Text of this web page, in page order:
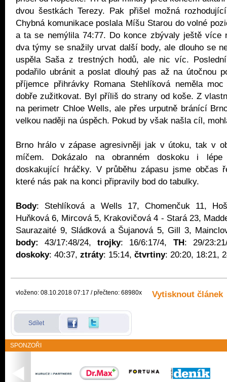
dvou šestkách Terezy. Pak přišel možná
Chybná komunikace poslala Míšu Starou do volné
a ta se nemýlila 74:77. Do konce zbývaly ještě více
dva týmy se snažily urvat další body, ale dlouho se
uspěla Saša z trestných hodů, ale nic víc.
podařilo ubránit a poslat dlouhý pas až na útočnou
příjemce přihrávky Romana Stehlíková neměla
dobře zužitkovat. Byl příliš do strany od koše. Z
na perimetr Chloe Wells, ale přes urputně bránící
velkou naději na úspěch. Pokud by však našla cíl,
Brno hrálo v zápase agresivněji jak v útoku, tak v
míčem. Dokázalo na obranném doskoku i lépe
doskakující hráčky. V průběhu zápasu jsme občas
které nás pak na konci připravily bod do tabulky.
Body: Stehlíková a Wells 17, Chomenčuk 11,
Huňková 6, Mircová 5, Krakovičová 4 - Stará 23,
Saurazaité 9, Sládková a Šujanová 5, Gill 3,
body:43/17:48/24,trojky: 16/6:17/4, TH: 29/
doskoky: 40:37, ztráty: 15:14, čtvrtiny: 20:20, 18:21,
vloženo: 08.10.2018 07:17 / přečteno: 68980x Vytisknout článek
Sdílet
SPONZOŘI